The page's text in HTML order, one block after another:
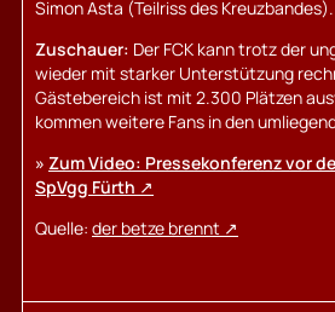
Simon Asta (Teilriss des Kreuzbandes).
Zuschauer: Der FCK kann trotz der
wieder mit starker Unterstützung
Gästebereich ist mit 2.300 Plätzen
kommen weitere Fans in den
» Zum Video: Pressekonferenz vor
SpVgg Fürth
Quelle: der betze brennt